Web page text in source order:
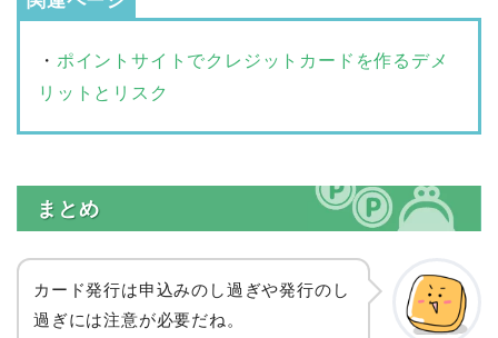
・ ポイントサイトでクレジットカードを作るデメ
リットとリスク
まとめ
カード発行は申込みのし過ぎや発行のし
過ぎには注意が必要だね。